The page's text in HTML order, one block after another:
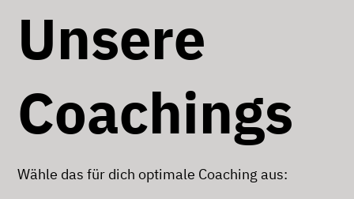
Wähle das für dich optimale Coaching aus:
Unsere
Coachings